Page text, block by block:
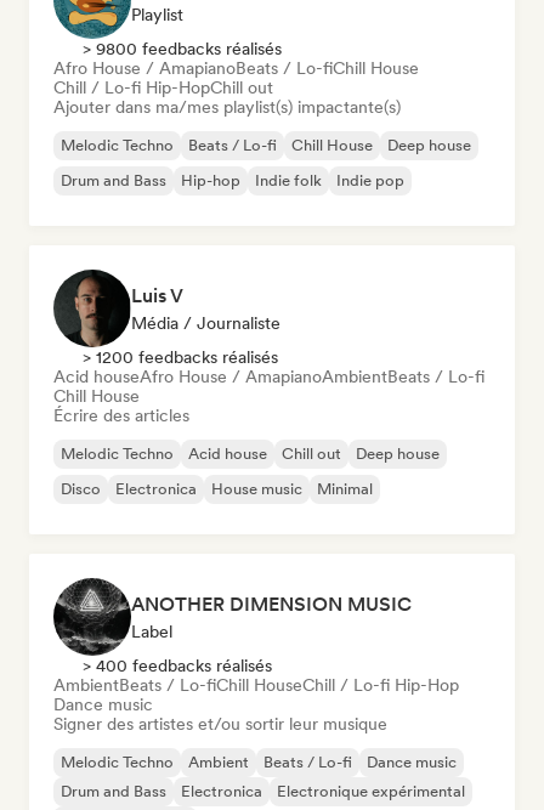
Playlist
> 9800 feedbacks réalisés
Afro House / AmapianoBeats / Lo-fiChill House
Chill / Lo-fi Hip-HopChill out
Ajouter dans ma/mes playlist(s) impactante(s)
Melodic Techno Beats / Lo-fi Chill House
Deep house
Drum and Bass
Hip-hop Indie folk Indie pop
Luis V
Média / Journaliste
> 1200 feedbacks réalisés
Acid houseAfro House / AmapianoAmbientBeats / Lo-fi
Chill House
Écrire des articles
Melodic Techno Acid house Chill out
Deep house
Disco
Electronica House music Minimal
ANOTHER DIMENSION MUSIC
Label
> 400 feedbacks réalisés
AmbientBeats / Lo-fiChill HouseChill / Lo-fi Hip-Hop
Dance music
Signer des artistes et/ou sortir leur musique
Melodic Techno Ambient Beats / Lo-fi
Dance music
Drum and Bass
Electronica
Electronique expérimental